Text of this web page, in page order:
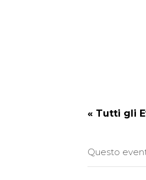
« Tutti gli
Questo